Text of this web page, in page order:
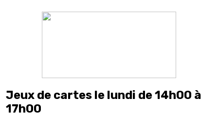
Jeux de cartes le lundi de 14h00 à
17h00